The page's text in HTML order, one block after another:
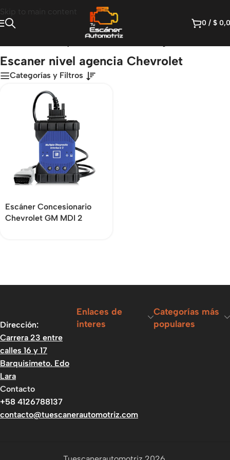
Skip to main content
0 / $
Escaner nivel agencia Chevrolet
Categorías y Filtros
Escáner Concesionario
Chevrolet GM MDI 2
Dirección:
Carrera 23 entre
calles 16 y 17
Barquisimeto. Edo
Lara
Contacto
+58 4126788137
contacto@tuescanerautomotriz.com
Enlaces de
interes
Categorías más
populares